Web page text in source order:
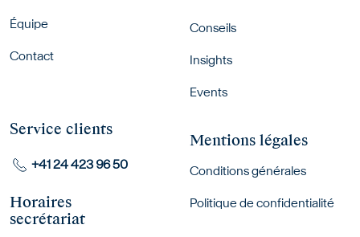
Équipe
Contact
Conseils
Insights
Events
Mentions légales
Conditions générales
Politique de confidentialité
Service clients
+41 24 423 96 50
Horaires
secrétariat